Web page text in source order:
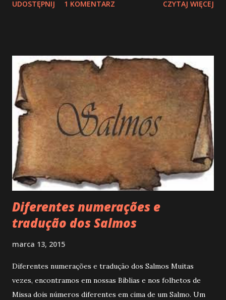
UDOSTĘPNIJ 1 KOMENTARZ CZYTAJ WIĘCEJ
Diferentes numerações e
tradução dos Salmos
marca 13, 2015
Diferentes numerações e tradução dos Salmos Muitas
vezes, encontramos em nossas Bíblias e nos folhetos de
Missa dois números diferentes em cima de um Salmo. Um